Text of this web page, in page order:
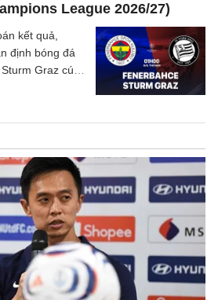
League 2026/27)
kết quả,
định bóng đá
Graz cúp